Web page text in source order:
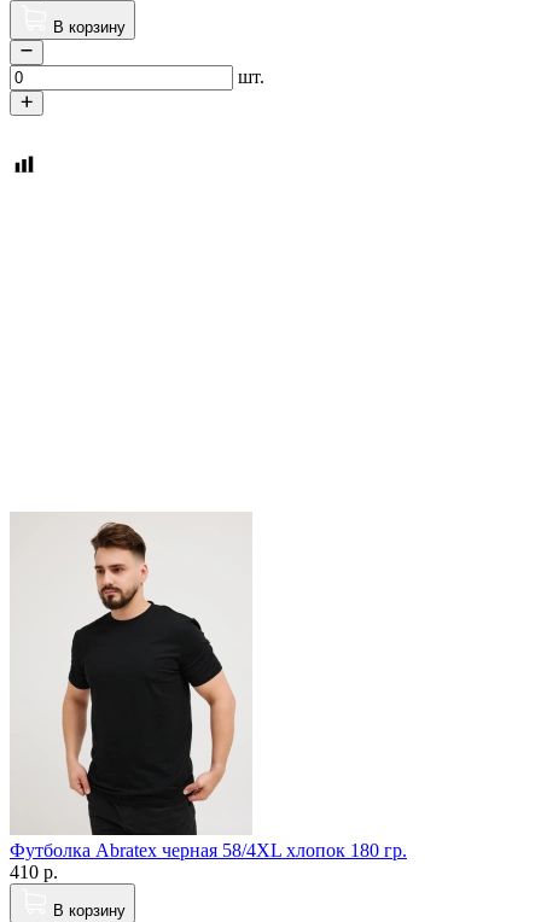
В корзину
шт.
Футболка Abratex черная 58/4XL хлопок 180 гр.
410 р.
В корзину